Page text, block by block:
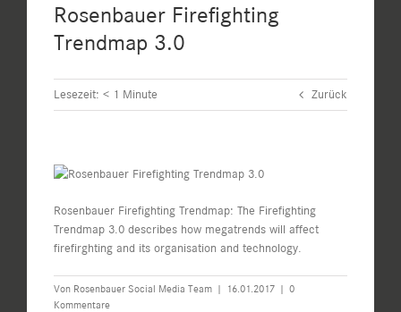
Rosenbauer Firefighting
Trendmap 3.0
Lesezeit: < 1 Minute Zurück
Rosenbauer Firefighting Trendmap: The Firefighting
Trendmap 3.0 describes how megatrends will affect
firefirghting and its organisation and technology.
Von Rosenbauer Social Media Team | 16.01.2017 | 0
Kommentare